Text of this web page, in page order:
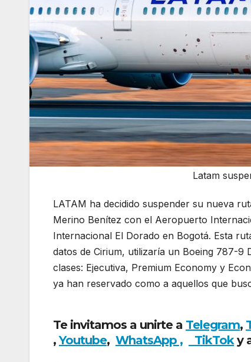
Latam
LATAM ha decidido suspender su nueva
Merino Benítez con el Aeropuerto
Internacional El Dorado en Bogotá. Esta
datos de Cirium, utilizaría un Boeing 787-9
clases: Ejecutiva, Premium Economy y
ya han reservado como a aquellos que
Te invitamos a unirte a Telegram,
,Youtube, WhatsApp , TikToky